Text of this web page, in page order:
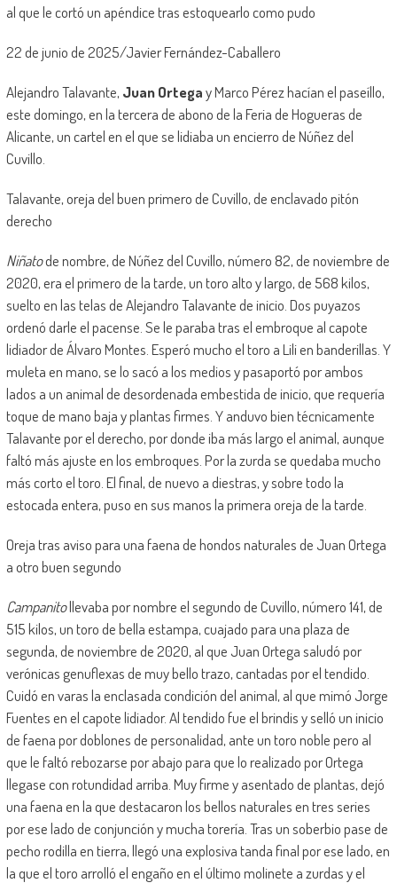
al que le cortó un apéndice tras estoquearlo como pudo
22 de junio de 2025/Javier Fernández-Caballero
Alejandro Talavante, Juan Ortegay Marco Pérez hacían el paseíllo,
este domingo, en la tercera de abono de la Feria de Hogueras de
Alicante, un cartel en el que se lidiaba un encierro de Núñez del
Cuvillo.
Talavante, oreja del buen primero de Cuvillo, de enclavado pitón
derecho
Niñatode nombre, de Núñez del Cuvillo, número 82, de noviembre de
2020, era el primero de la tarde, un toro alto y largo, de 568 kilos,
suelto en las telas de Alejandro Talavante de inicio. Dos puyazos
ordenó darle el pacense. Se le paraba tras el embroque al capote
lidiador de Álvaro Montes. Esperó mucho el toro a Lili en banderillas. Y
muleta en mano, se lo sacó a los medios y pasaportó por ambos
lados a un animal de desordenada embestida de inicio, que requería
toque de mano baja y plantas firmes. Y anduvo bien técnicamente
Talavante por el derecho, por donde iba más largo el animal, aunque
faltó más ajuste en los embroques. Por la zurda se quedaba mucho
más corto el toro. El final, de nuevo a diestras, y sobre todo la
estocada entera, puso en sus manos la primera oreja de la tarde.
Oreja tras aviso para una faena de hondos naturales de Juan Ortega
a otro buen segundo
Campanitollevaba por nombre el segundo de Cuvillo, número 141, de
515 kilos, un toro de bella estampa, cuajado para una plaza de
segunda, de noviembre de 2020, al que Juan Ortega saludó por
verónicas genuflexas de muy bello trazo, cantadas por el tendido.
Cuidó en varas la enclasada condición del animal, al que mimó Jorge
Fuentes en el capote lidiador. Al tendido fue el brindis y selló un inicio
de faena por doblones de personalidad, ante un toro noble pero al
que le faltó rebozarse por abajo para que lo realizado por Ortega
llegase con rotundidad arriba. Muy firme y asentado de plantas, dejó
una faena en la que destacaron los bellos naturales en tres series
por ese lado de conjunción y mucha torería. Tras un soberbio pase de
pecho rodilla en tierra, llegó una explosiva tanda final por ese lado, en
la que el toro arrolló el engaño en el último molinete a zurdas y el